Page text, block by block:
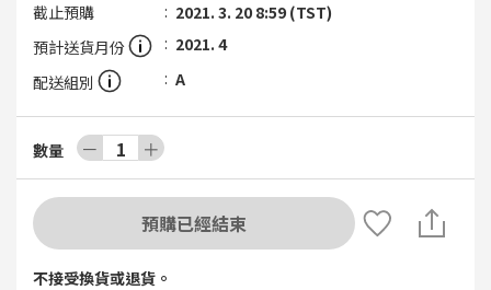
截止預購
2021. 3. 20 8:59 (TST)
預計送貨月份
2021. 4
配送組別
A
數量 － 1 ＋
預購已經結束
不接受換貨或退貨。